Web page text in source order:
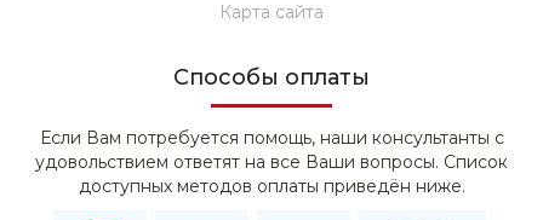
Карта сайта
Способы оплаты
Если Вам потребуется помощь, наши консультанты с
удовольствием ответят на все Ваши вопросы. Список
доступных методов оплаты приведён ниже.